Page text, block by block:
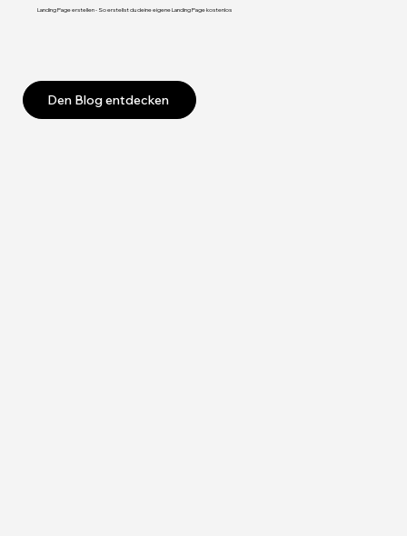
Landing Page erstellen - So erstellst du deine eigene Landing Page kostenlos
Den Blog entdecken